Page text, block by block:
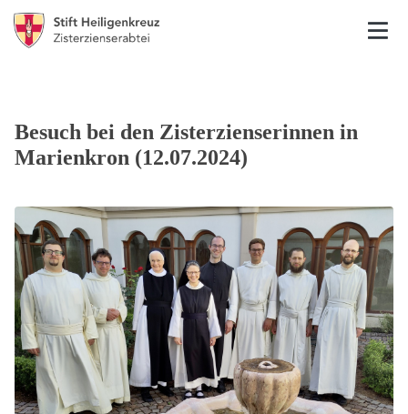
Besuch bei den Zisterzienserinnen in
Marienkron (12.07.2024)